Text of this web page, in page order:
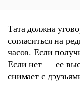
Тата должна
согласиться на
часов. Если
Если нет — ее
снимает с